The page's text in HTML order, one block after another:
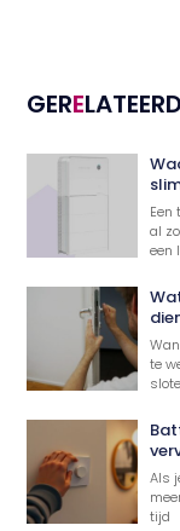
GERE
al
een
te
Als
tijd